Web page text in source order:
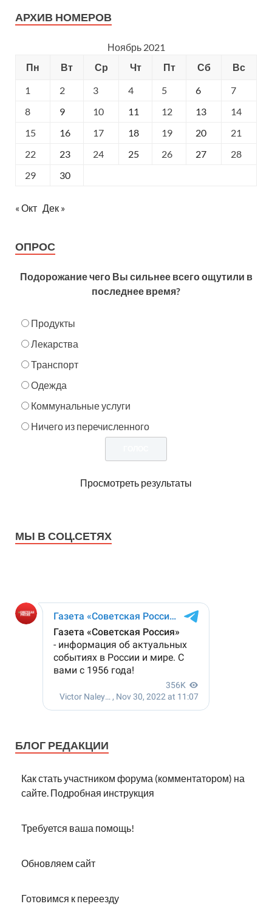
АРХИВ НОМЕРОВ
Ноябрь 2021
Пн
Вт Ср Чт Пт Сб
Вс
1
2 3 4 5 6
7
8
9 10 11 12 13
14
15
16 17 18 19 20
21
22
23 24 25 26 27
28
29
30
« Окт Дек »
ОПРОС
Подорожание чего Вы сильнее всего ощутили в
последнее время?
Продукты
Лекарства
Транспорт
Одежда
Коммунальные услуги
Ничего из перечисленного
Просмотреть результаты
МЫ В СОЦ.СЕТЯХ
БЛОГ РЕДАКЦИИ
Как стать участником форума (комментатором) на
сайте. Подробная инструкция
Требуется ваша помощь!
Обновляем сайт
Готовимся к переезду